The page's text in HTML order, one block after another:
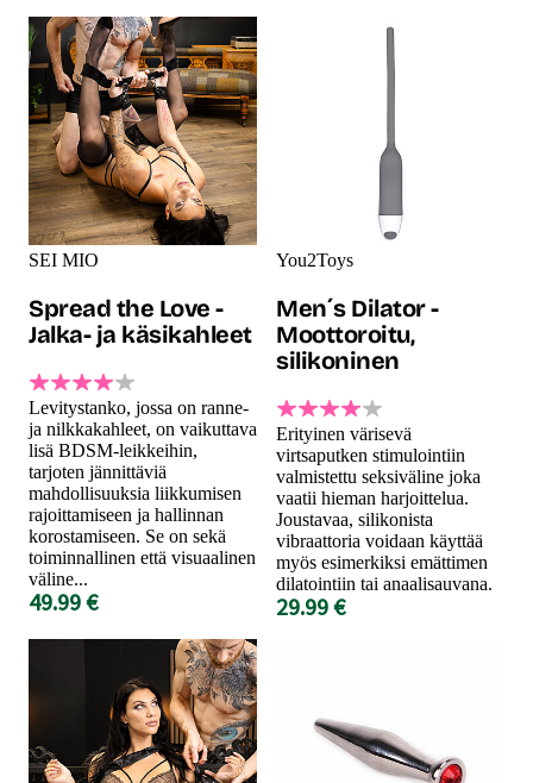
SEI MIO
Spread the Love -
Jalka- ja käsikahleet
Levitystanko, jossa on ranne-
ja nilkkakahleet, on vaikuttava
lisä BDSM-leikkeihin,
tarjoten jännittäviä
mahdollisuuksia liikkumisen
rajoittamiseen ja hallinnan
korostamiseen. Se on sekä
toiminnallinen että visuaalinen
väline...
49.99 €
You2Toys
Men´s Dilator -
Moottoroitu,
silikoninen
Erityinen värisevä
virtsaputken stimulointiin
valmistettu seksiväline joka
vaatii hieman harjoittelua.
Joustavaa, silikonista
vibraattoria voidaan käyttää
myös esimerkiksi emättimen
dilatointiin tai anaalisauvana.
29.99 €